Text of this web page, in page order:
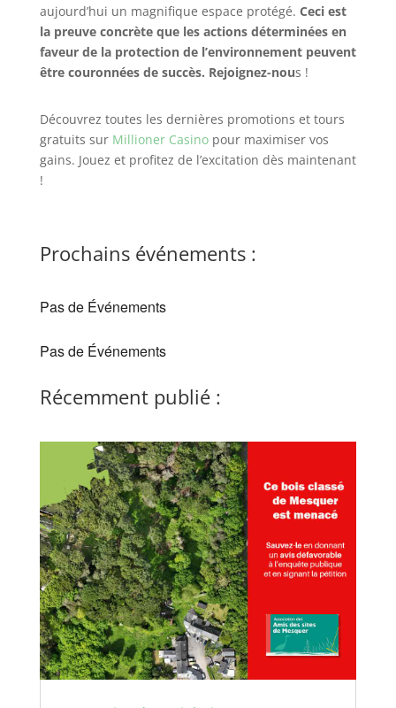
aujourd’hui un magnifique espace protégé. Ceci est
la preuve concrète que les actions déterminées en
faveur de la protection de l’environnement peuvent
être couronnées de succès. Rejoignez-nous !
Découvrez toutes les dernières promotions et tours
gratuits sur Millioner Casinopour maximiser vos
gains. Jouez et profitez de l’excitation dès maintenant
!
Prochains événements :
Pas de Événements
Pas de Événements
Récemment publié :